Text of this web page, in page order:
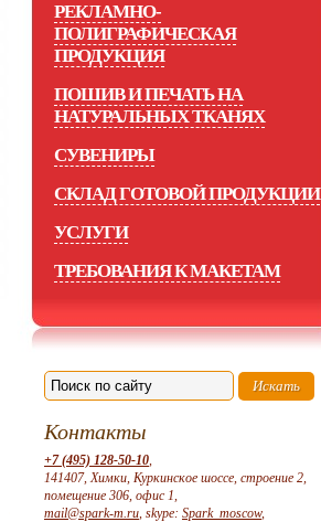
РЕКЛАМНО-
ПОЛИГРАФИЧЕСКАЯ
ПРОДУКЦИЯ
ПОШИВ И ПЕЧАТЬ НА
НАТУРАЛЬНЫХ ТКАНЯХ
СУВЕНИРЫ
СКЛАД ГОТОВОЙ ПРОДУКЦИИ
УСЛУГИ
ТРЕБОВАНИЯ К МАКЕТАМ
Контакты
+7 (495) 128-50-10,
141407, Химки, Куркинское шоссе, строение 2,
помещение 306, офис 1,
mail@spark-m.ru, skype: Spark_moscow,